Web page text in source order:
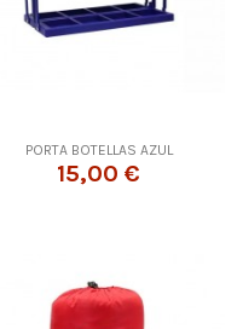
PORTA BOTELLAS AZUL
15,00 €